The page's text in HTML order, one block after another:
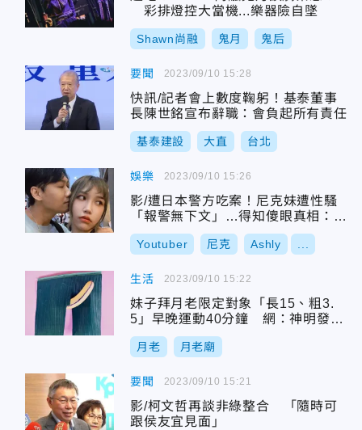
彩排燈控大當機...樂器險自墜
Shawn尚融 鬼月 鬼后
要聞
快訊/記者會上數度鞠躬！基泰董事
長陳世銘宣布辭職：會負起所有責任
基泰建設 大直 台北
2023/09/10 15:28
娛樂
影/遭日本警方吃案！尼克妹遭性騷
「報警無下文」…得知傻眼真相：崩
潰啊
Youtuber 尼克 Ashly
2023/09/10 15:26
生活
妹子拜月老限定對象「長15、粗3.
5」早晚運動40分鐘 網：神明發爐
了
月老 月老廟
2023/09/10 15:22
要聞
影/柯文哲再談非綠整合 「隨時可
跟侯友宜見面」
2023/09/10 15:21